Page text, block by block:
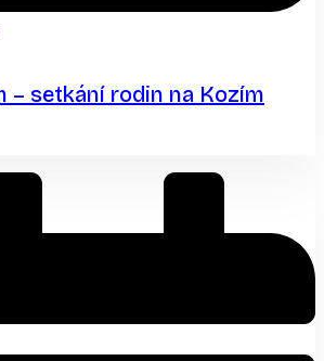
– setkání rodin na Kozím